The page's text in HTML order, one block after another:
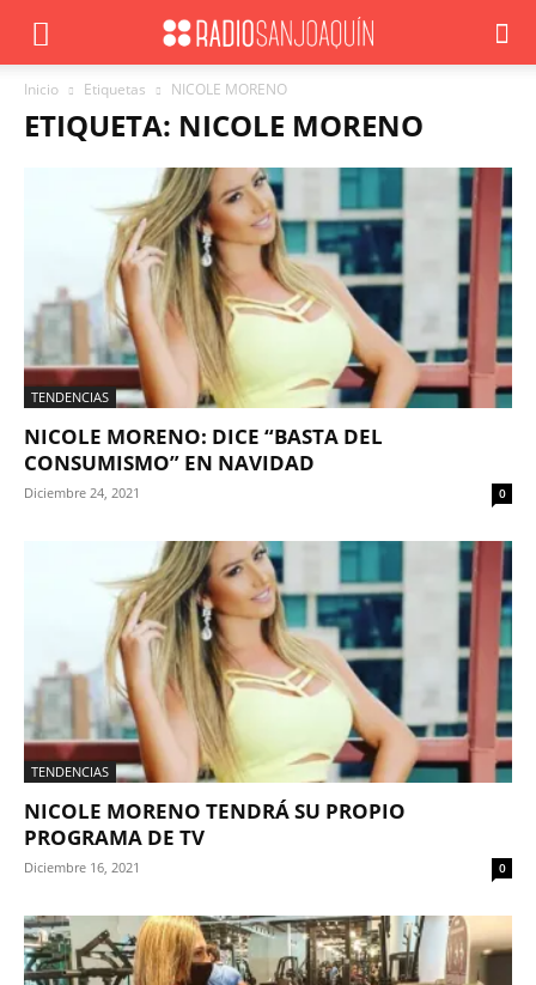
Inicio Etiquetas NICOLE MORENO
ETIQUETA: NICOLE MORENO
TENDENCIAS
NICOLE MORENO: DICE “BASTA DEL
CONSUMISMO” EN NAVIDAD
Diciembre 24, 2021 0
TENDENCIAS
NICOLE MORENO TENDRÁ SU PROPIO
PROGRAMA DE TV
Diciembre 16, 2021 0